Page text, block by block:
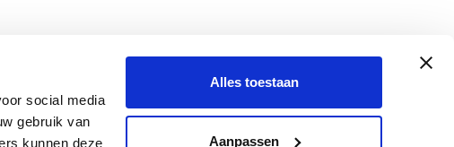
social media
gebruik van
kunnen deze
Alles toestaan
Aanpassen